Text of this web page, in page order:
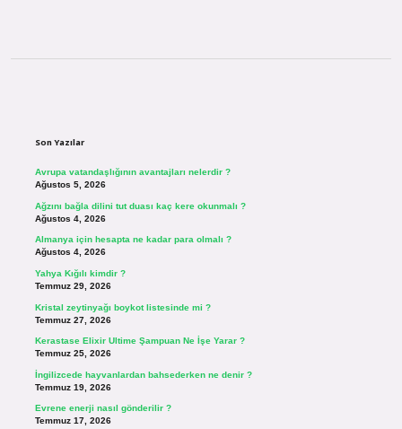
Son Yazılar
Avrupa vatandaşlığının avantajları nelerdir ?
Ağustos 5, 2026
Ağzını bağla dilini tut duası kaç kere okunmalı ?
Ağustos 4, 2026
Almanya için hesapta ne kadar para olmalı ?
Ağustos 4, 2026
Yahya Kığılı kimdir ?
Temmuz 29, 2026
Kristal zeytinyağı boykot listesinde mi ?
Temmuz 27, 2026
Kerastase Elixir Ultime Şampuan Ne İşe Yarar ?
Temmuz 25, 2026
İngilizcede hayvanlardan bahsederken ne denir ?
Temmuz 19, 2026
Evrene enerji nasıl gönderilir ?
Temmuz 17, 2026